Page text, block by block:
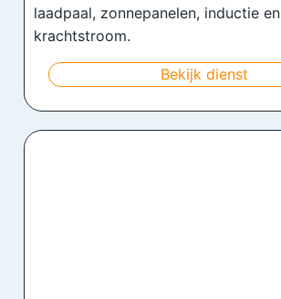
laadpaal, zonnepanelen, inductie en
krachtstroom.
Bekijk dienst